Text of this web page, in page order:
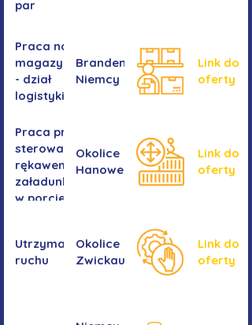
par
Praca na
magazynie
- dział
logistyki
Brandenburgia,
Niemcy
Link do
oferty
Praca przy
sterowaniu
rękawem
załadunkowym
w porcie
Okolice
Hanower
Link do
oferty
Utrzymanie
ruchu
Okolice
Zwickau
Link do
oferty